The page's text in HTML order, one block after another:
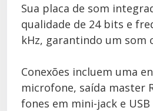
Sua placa de som
qualidade de 24 bits e
kHz, garantindo um som
Conexões incluem uma
microfone, saída master
fones em mini-jack e